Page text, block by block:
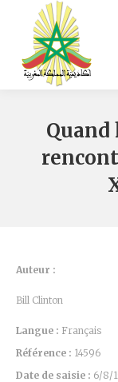
Auteur :
Bill Clinton
Langue : Français
Référence : 14596
Date de saisie : 6/8/